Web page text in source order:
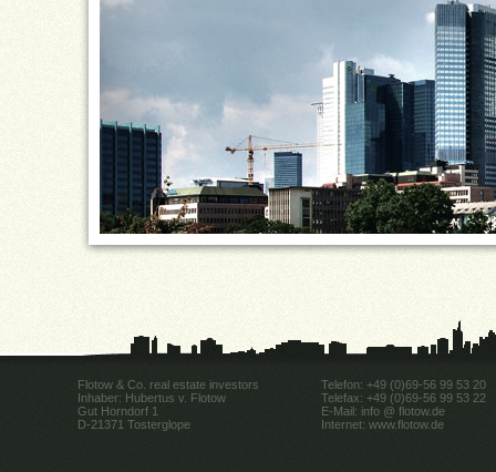
Flotow & Co. real estate investors
Inhaber: Hubertus v. Flotow
Gut Horndorf 1
D-21371 Tosterglope
Telefon: +49 (0)69-56 99 53 20
Telefax: +49 (0)69-56 99 53 22
E-Mail: info @ flotow.de
Internet: www.flotow.de